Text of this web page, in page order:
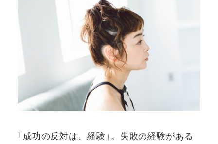
「成功の反対は、経験」。失敗の経験がある